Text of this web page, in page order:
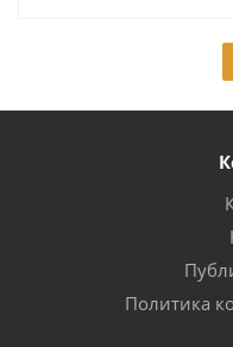
Политика